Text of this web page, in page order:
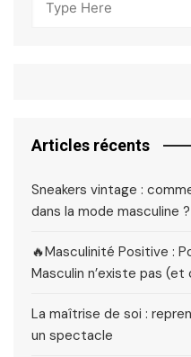
Articles récents
Sneakers vintage :
dans la mode masculine ?
🔥Masculinité Positive :
Masculin n’existe pas
La maîtrise de soi :
un spectacle